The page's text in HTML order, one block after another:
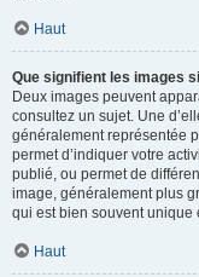
Haut
Que signifient les images
Deux images peuvent
consultez un sujet. Une
généralement représentée
permet d’indiquer votre
publié, ou permet de
image, généralement plus
qui est bien souvent unique
Haut